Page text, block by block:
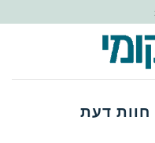
חוות דעת